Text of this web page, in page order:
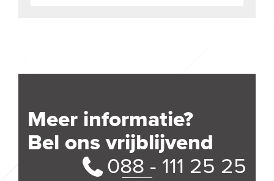
Meer informatie?
Bel ons vrijblijvend
088 - 111 25 25